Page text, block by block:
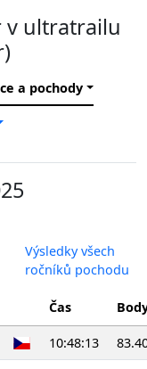
v ultratrailu
a pochody
Výsledky všech
ročníků pochodu
Čas
10:48:13